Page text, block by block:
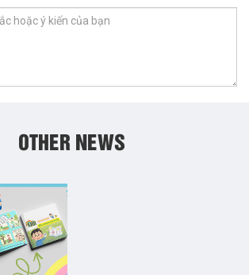
OTHER NEWS